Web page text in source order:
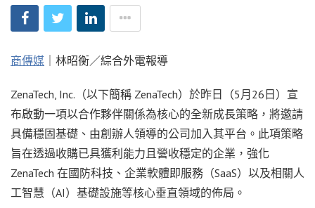
商傳媒 ｜林昭衡／綜合外電報導
ZenaTech, Inc.（以下簡稱 ZenaTech）於昨日（5月26日）宣
布啟動一項以合作夥伴關係為核心的全新成長策略，將邀請
具備穩固基礎、由創辦人領導的公司加入其平台。此項策略
旨在透過收購已具獲利能力且營收穩定的企業，強化
ZenaTech 在國防科技、企業軟體即服務（SaaS）以及相關人
工智慧（AI）基礎設施等核心垂直領域的佈局。